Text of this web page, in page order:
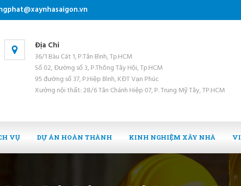
Địa Chỉ
36/1 Bàu Cát 1, P.Tân Bình, Tp.HCM
Số 02, Đường số 3, P.Thông Tây Hội, Tp.HCM
95 đường số 37, P.Hiệp Bình, KĐT Vạn Phúc
Xưởng nội thất: 28/6 Tân Chánh Hiệp 07, P. Trung Mỹ Tây, TP.HCM
VỤ DỰ ÁN HOÀN THÀNH KINH NGHIỆM XÂY NHÀ